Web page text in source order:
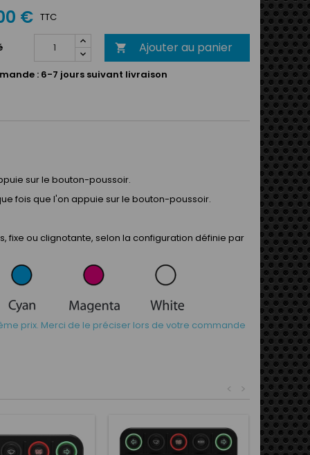
€ TTC
 Ajouter au panier
: 6-7 jours suivant livraison
sur le bouton-poussoir.
fois que l'on appuie sur le bouton-poussoir.
fixe ou clignotante, selon la configuration définie par
prix. Merci de le préciser lors de votre commande
>
<